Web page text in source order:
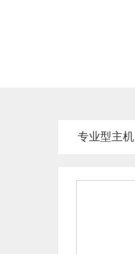
专业型主机